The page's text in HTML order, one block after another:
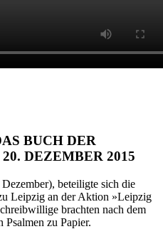
BUCH DER
DEZEMBER 2015
beteiligte sich die
Leipzig an der Aktion »Leipzig
brachten nach dem
Psalmen zu Papier.